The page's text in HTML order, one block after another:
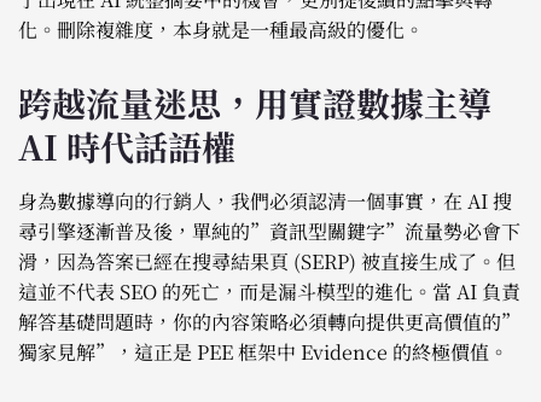
化。刪除複雜度，本身就是一種最高級的優化。
跨越流量迷思，用實證數據主導
AI 時代話語權
身為數據導向的行銷人，我們必須認清一個事實，在 AI 搜
尋引擎逐漸普及後，單純的”資訊型關鍵字”流量勢必會下
滑，因為答案已經在搜尋結果頁 (SERP) 被直接生成了。但
這並不代表 SEO 的死亡，而是漏斗模型的進化。當 AI 負責
解答基礎問題時，你的內容策略必須轉向提供更高價值的”
獨家見解”，這正是 PEE 框架中 Evidence 的終極價值。